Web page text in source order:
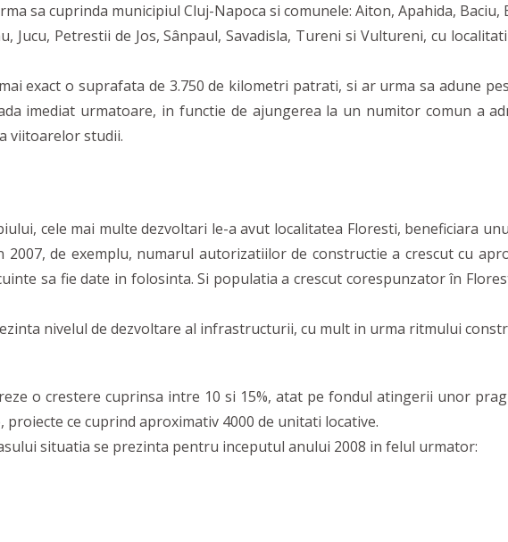
sa cuprinda municipiul Cluj-Napoca si comunele: Aiton, Apahida, Baciu,
Jucu, Petrestii de Jos, Sânpaul, Savadisla, Tureni si Vultureni, cu
exact o suprafata de 3.750 de kilometri patrati, si ar urma sa adune
imediat urmatoare, in functie de ajungerea la un numitor comun a
viitoarelor studii.
cele mai multe dezvoltari le-a avut localitatea Floresti, beneficiara
de exemplu, numarul autorizatiilor de constructie a crescut cu
sa fie date in folosinta. Si populatia a crescut corespunzator în
nivelul de dezvoltare al infrastructurii, cu mult in urma ritmului
o crestere cuprinsa intre 10 si 15%, atat pe fondul atingerii unor
ce cuprind aproximativ 4000 de unitati locative.
situatia se prezinta pentru inceputul anului 2008 in felul urmator: